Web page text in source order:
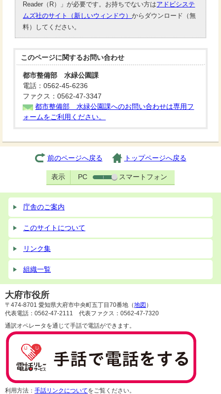
Reader（R）」が必要です。お持ちでない方はアドビシステ
ムズ社のサイト（新しいウィンドウ）からダウンロード（無
料）してください。
このページに関するお問い合わせ
都市整備部 水緑公園課
電話：0562-45-6236
ファクス：0562-47-3347
都市整備部 水緑公園課へのお問い合わせは専用フ
ォームをご利用ください。
前のページへ戻る トップページへ戻る
表示 PC スマートフォン
庁舎のご案内
このサイトについて
リンク集
組織一覧
大府市役所
〒474-8701 愛知県大府市中央町五丁目70番地（地図 ）
代表電話：0562-47-2111 代表ファクス：0562-47-7320
通訳オペレータを通じて手話で電話ができます。
利用方法： 手話リンクについてをご覧ください。